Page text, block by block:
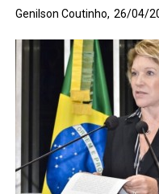
Genilson Coutinho, 26/04/